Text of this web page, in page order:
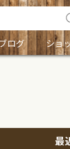
ブログ ショ
最